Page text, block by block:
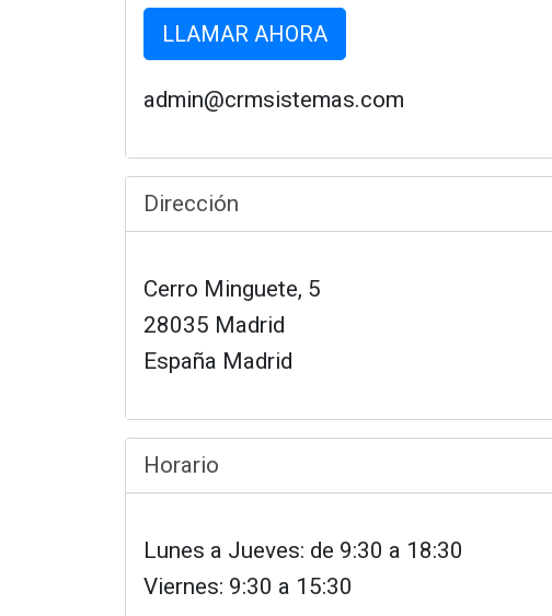
LLAMAR AHORA
admin@crmsistemas.com
Dirección
Cerro Minguete, 5
28035 Madrid
España Madrid
Horario
Lunes a Jueves: de 9:30 a 18:30
Viernes: 9:30 a 15:30